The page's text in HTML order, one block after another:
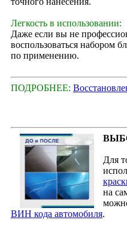
Легкость в использовании:
Даже если вы не
воспользоваться набором
по применению.
ПОДРОБНЕЕ:
Для
на
ВИН кода автомобиля.